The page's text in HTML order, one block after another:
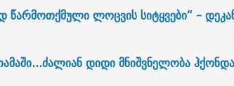
ლოცვის სიტყვები“ -
დიდი მნიშვნელობა ჰქონდა